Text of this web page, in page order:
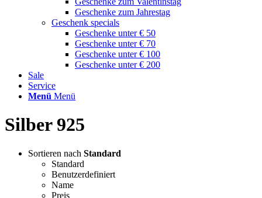
Geschenke zum Jahrestag
Geschenk specials
Geschenke unter € 50
Geschenke unter € 70
Geschenke unter € 100
Geschenke unter € 200
Sale
Service
Menü Menü
Silber 925
Sortieren nach Standard
Standard
Benutzerdefiniert
Name
Preis